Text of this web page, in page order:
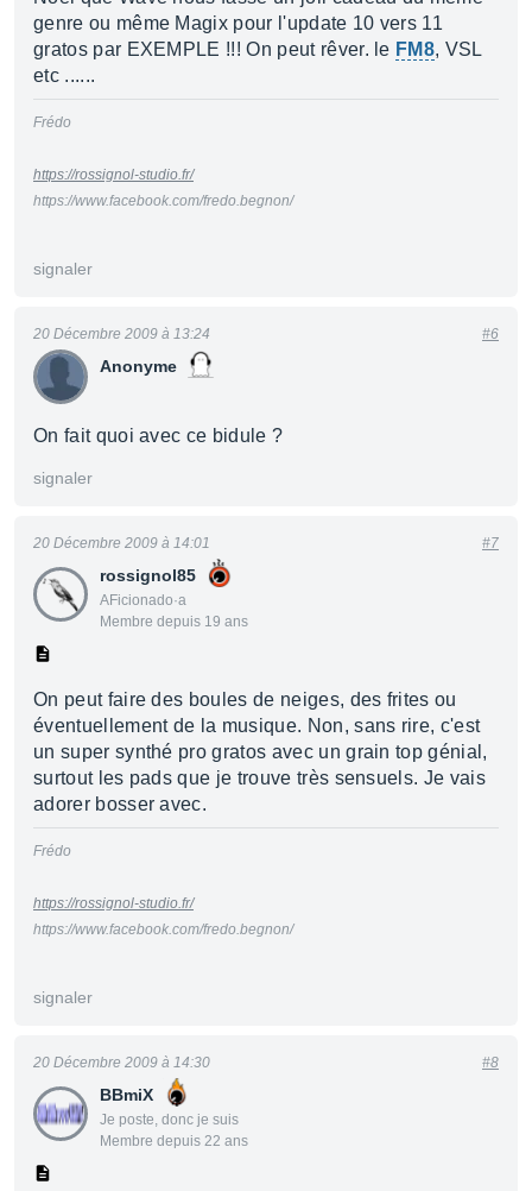
genre ou même Magix pour l'update 10 vers 11
gratos par EXEMPLE !!! On peut rêver. le FM8, VSL
etc ......
Frédo
https://rossignol-studio.fr/
https://www.facebook.com/fredo.begnon/
signaler
Anonyme
20 Décembre 2009 à 13:24 #6
On fait quoi avec ce bidule ?
signaler
rossignol85
AFicionado·a
Membre depuis 19 ans
20 Décembre 2009 à 14:01 #7
On peut faire des boules de neiges, des frites ou
éventuellement de la musique. Non, sans rire, c'est
un super synthé pro gratos avec un grain top génial,
surtout les pads que je trouve très sensuels. Je vais
adorer bosser avec.
Frédo
https://rossignol-studio.fr/
https://www.facebook.com/fredo.begnon/
signaler
BBmiX
Je poste, donc je suis
Membre depuis 22 ans
20 Décembre 2009 à 14:30 #8